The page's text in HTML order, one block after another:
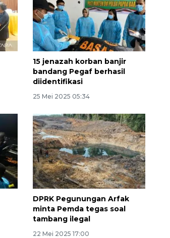
15 jenazah korban banjir
bandang Pegaf berhasil
diidentifikasi
25 Mei 2025 05:34
DPRK Pegunungan Arfak
minta Pemda tegas soal
tambang ilegal
22 Mei 2025 17:00